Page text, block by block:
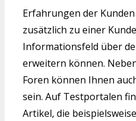
Erfahrungen der
zusätzlich zu einer
Informationsfeld über
erweitern können.
Foren können Ihnen
sein. Auf Testportalen
Artikel, die